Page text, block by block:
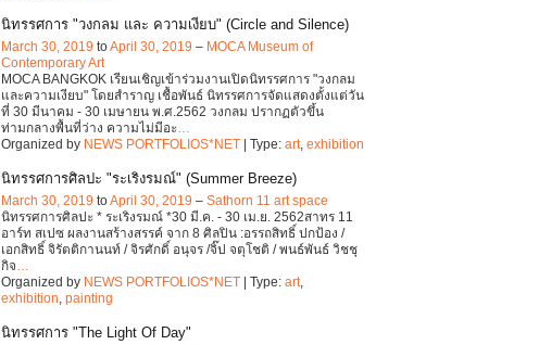
นิทรรศการ "วงกลม และ ความเงียบ" (Circle and Silence)
March 30, 2019 toApril 30, 2019 – MOCA Museum of
Contemporary Art
MOCA BANGKOK เรียนเชิญเข้าร่วมงานเปิดนิทรรศการ "วงกลม
และความเงียบ" โดยสำราญ เชื้อพันธ์ นิทรรศการจัดแสดงตั้งแต่วัน
ที่ 30 มีนาคม - 30 เมษายน พ.ศ.2562 วงกลม ปรากฏตัวขึ้น
ท่ามกลางพื้นที่ว่าง ความไม่มีอะ…
Organized by NEWS PORTFOLIOS*NET | Type: art, exhibition
นิทรรศการศิลปะ "ระเริงรมณ์" (Summer Breeze)
March 30, 2019 toApril 30, 2019 – Sathorn 11 art space
นิทรรศการศิลปะ * ระเริงรมณ์ *30 มี.ค. - 30 เม.ย. 2562สาทร 11
อาร์ท สเปซ ผลงานสร้างสรรค์ จาก 8 ศิลปิน :อรรถสิทธิ์ ปกป้อง /
เอกสิทธิ์ จิรัตติกานนท์ / จิรศักดิ์ อนุจร /จิ๊ป จตุโชติ / พนธ์พันธ์ วิชชุ
กิจ…
Organized by NEWS PORTFOLIOS*NET | Type: art,
exhibition, painting
นิทรรศการ "The Light Of Day"